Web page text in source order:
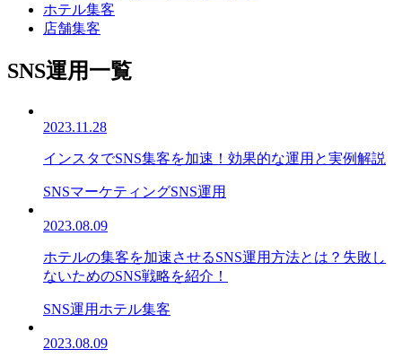
ホテル集客
店舗集客
SNS運用一覧
2023.11.28
インスタでSNS集客を加速！効果的な運用と実例解説
SNSマーケティングSNS運用
2023.08.09
ホテルの集客を加速させるSNS運用方法とは？失敗し
ないためのSNS戦略を紹介！
SNS運用 ホテル集客
2023.08.09